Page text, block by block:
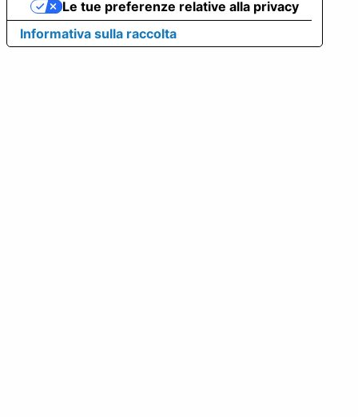
Informativa sulla raccolta
Le tue preferenze relative alla privacy